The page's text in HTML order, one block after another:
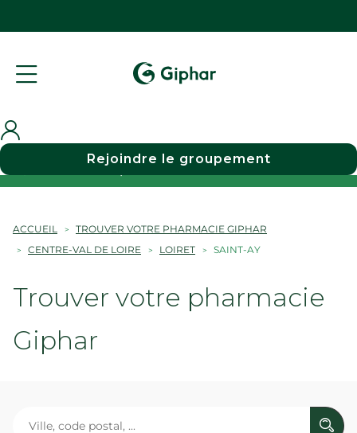
Choisir une pharmacie
Rejoindre le groupement
ACCUEIL
TROUVER VOTRE PHARMACIE GIPHAR
CENTRE-VAL DE LOIRE
LOIRET SAINT-AY
Trouver votre pharmacie
Giphar